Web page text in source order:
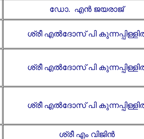
ഡോ. എൻ ജയരാജ്
ശ്രീ എൽദോസ് പി
ശ്രീ എൽദോസ് പി
ശ്രീ എൽദോസ് പി
ശ്രീ എം വിജിൻ